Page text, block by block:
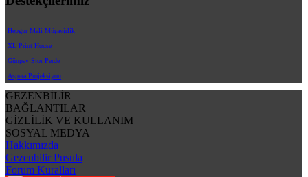
Hepgur Mali Müşavirlik
XL Print House
Günpay Stor Perde
Aspera Projeksiyon
GEZENBİLİR
BAĞLANTILAR
GİZLİLİK VE KULLANIM
SOSYAL MEDYA
Hakkımızda
Gezenbilir Pusula
Forum Kuralları